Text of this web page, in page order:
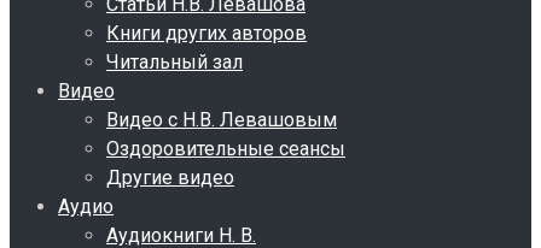
Книги других авторов
Читальный зал
Видео
Видео с Н.В. Левашовым
Оздоровительные сеансы
Другие видео
Аудио
Аудиокниги Н. В.